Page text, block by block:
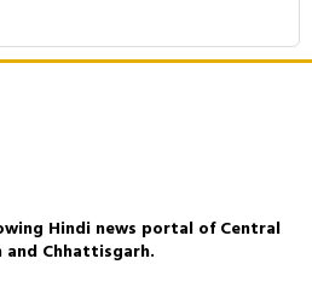
Hindi news portal of Central
and Chhattisgarh.